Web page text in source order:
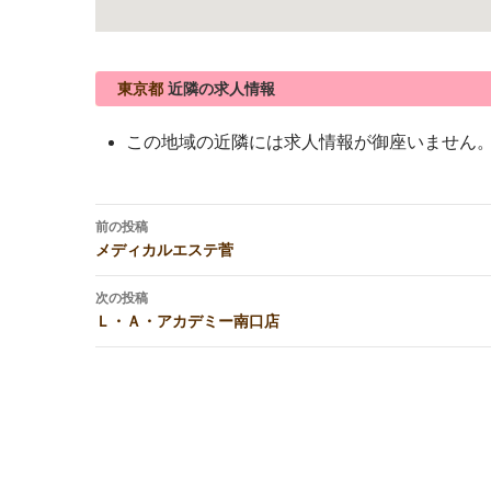
東京都近隣の求人情報
この地域の近隣には求人情報が御座いません
投
稿
ナ
ビ
ゲ
ー
前の投稿
メディカルエステ菅
次の投稿
Ｌ・Ａ・アカデミー南口店